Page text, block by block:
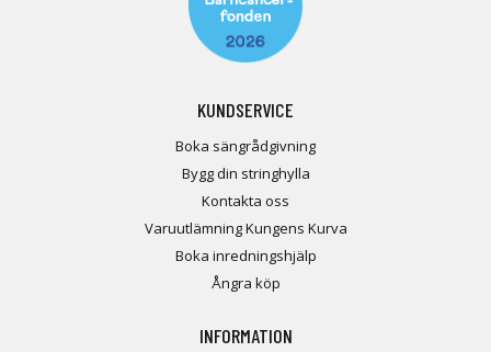
KUNDSERVICE
Boka sängrådgivning
Bygg din stringhylla
Kontakta oss
Varuutlämning Kungens Kurva
Boka inredningshjälp
Ångra köp
INFORMATION